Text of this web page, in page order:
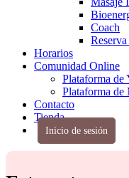
Coach
Horarios
Comunidad Online
Plataforma de
Plataforma de
Contacto
Tienda
Inicio de sesión